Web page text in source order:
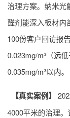
治理方案。纳米光
醛剂能深入板材内
100份客户回访报
0.023mg/m³（远
0.035mg/m³以内。
【真实案例】
4000平米的治理